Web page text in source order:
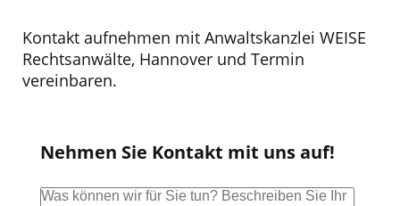
Kontakt aufnehmen mit Anwaltskanzlei WEISE
Rechtsanwälte, Hannover und Termin
vereinbaren.
Nehmen Sie Kontakt mit uns auf!